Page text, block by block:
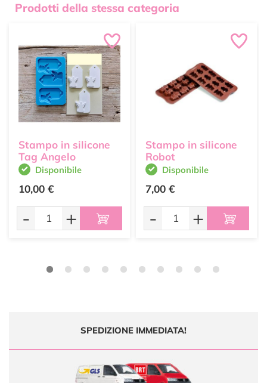
Prodotti della stessa categoria
Stampo in silicone
Tag Angelo
Disponibile
10,00 €
- +
Stampo in silicone
Robot
Disponibile
7,00 €
- +
SPEDIZIONE IMMEDIATA!